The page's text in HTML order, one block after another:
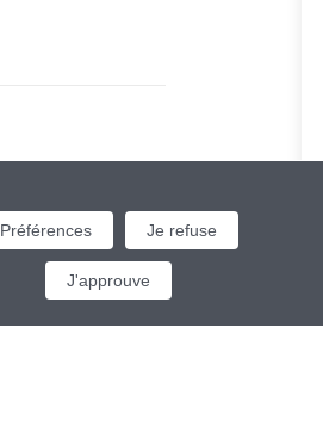
Préférences Je refuse
J'approuve